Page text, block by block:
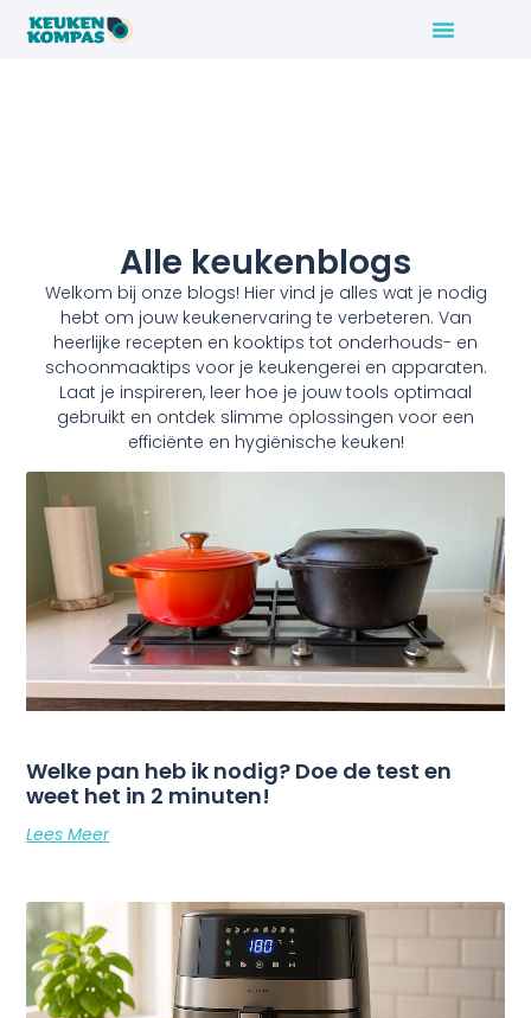
Alle keukenblogs
Welkom bij onze blogs! Hier vind je alles wat je nodig
hebt om jouw keukenervaring te verbeteren. Van
heerlijke recepten en kooktips tot onderhouds- en
schoonmaaktips voor je keukengerei en apparaten.
Laat je inspireren, leer hoe je jouw tools optimaal
gebruikt en ontdek slimme oplossingen voor een
efficiënte en hygiënische keuken!
Welke pan heb ik nodig? Doe de test en
weet het in 2 minuten!
Lees Meer